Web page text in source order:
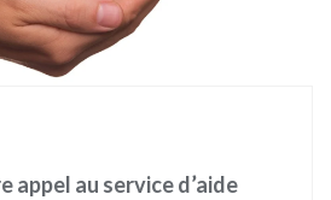
appel au service d’aide